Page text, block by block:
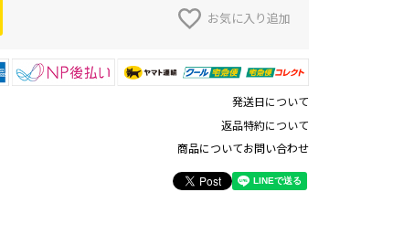
お気に入り追加
発送日について
返品特約について
商品についてお問い合わせ